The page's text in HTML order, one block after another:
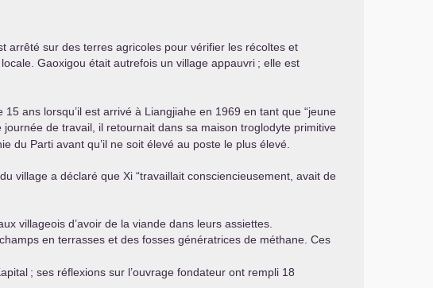
arrêté sur des terres agricoles pour vérifier les récoltes et
Gaoxigou était autrefois un village appauvri ; elle est
ans lorsqu’il est arrivé à Liangjiahe en 1969 en tant que “jeune
journée de travail, il retournait dans sa maison troglodyte primitive
du Parti avant qu’il ne soit élevé au poste le plus élevé.
village a déclaré que Xi “travaillait consciencieusement, avait de
villageois d’avoir de la viande dans leurs assiettes.
en terrasses et des fosses génératrices de méthane. Ces
; ses réflexions sur l’ouvrage fondateur ont rempli 18